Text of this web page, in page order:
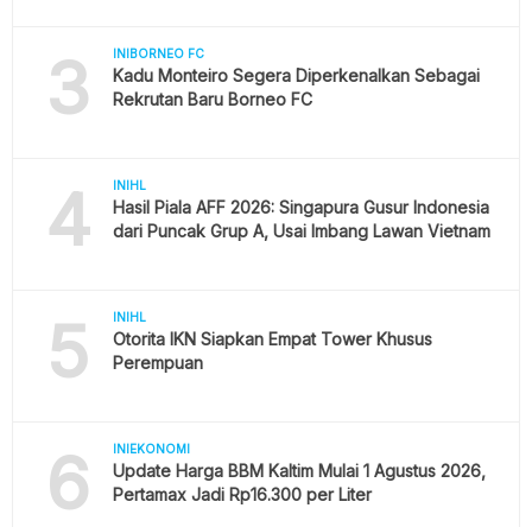
3 INIBORNEO FC
Kadu Monteiro Segera Diperkenalkan Sebagai
Rekrutan Baru Borneo FC
4 INIHL
Hasil Piala AFF 2026: Singapura Gusur Indonesia
dari Puncak Grup A, Usai Imbang Lawan Vietnam
5 INIHL
Otorita IKN Siapkan Empat Tower Khusus
Perempuan
6 INIEKONOMI
Update Harga BBM Kaltim Mulai 1 Agustus 2026,
Pertamax Jadi Rp16.300 per Liter